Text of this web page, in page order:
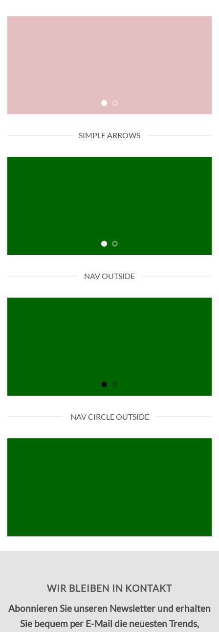
SIMPLE ARROWS
NAV OUTSIDE
NAV CIRCLE OUTSIDE
WIR BLEIBEN IN KONTAKT
Abonnieren Sie unseren Newsletter und erhalten
Sie bequem per E-Mail die neuesten Trends,